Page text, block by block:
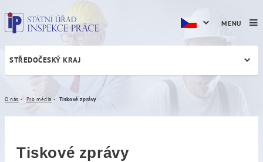
Tiskové zprávy
STŘEDOČESKÝ KRAJ
O nás Pro média Tiskové zprávy
Tiskové zprávy
MENU